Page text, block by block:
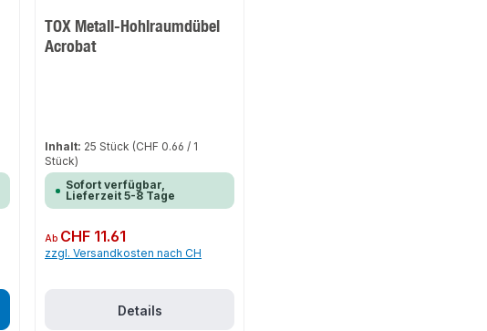
TOX Metall-Hohlraumdübel
Acrobat
Inhalt: 25 Stück (CHF 0.66 / 1
Stück)
Sofort verfügbar,
Lieferzeit 5-8 Tage
Regulärer Preis:
Ab CHF 11.61
zzgl. Versandkosten nach CH
Details